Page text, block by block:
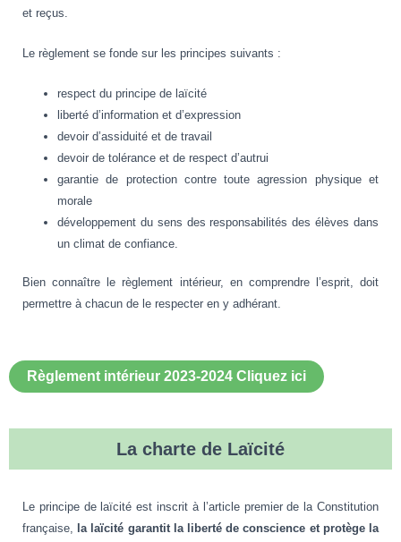
et reçus.
Le règlement se fonde sur les principes suivants :
respect du principe de laïcité
liberté d’information et d’expression
devoir d’assiduité et de travail
devoir de tolérance et de respect d’autrui
garantie de protection contre toute agression physique et
morale
développement du sens des responsabilités des élèves dans
un climat de confiance.
Bien connaître le règlement intérieur, en comprendre l’esprit, doit
permettre à chacun de le respecter en y adhérant.
Règlement intérieur 2023-2024 Cliquez ici
La charte de Laïcité
Le principe de laïcité est inscrit à l’article premier de la Constitution
française, la laïcité garantit la liberté de conscience et protège la